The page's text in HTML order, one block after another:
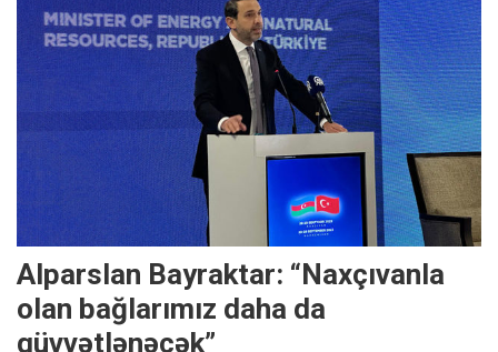
Alparslan Bayraktar: “Naxçıvanla
olan bağlarımız daha da
qüvvətlənəcək”